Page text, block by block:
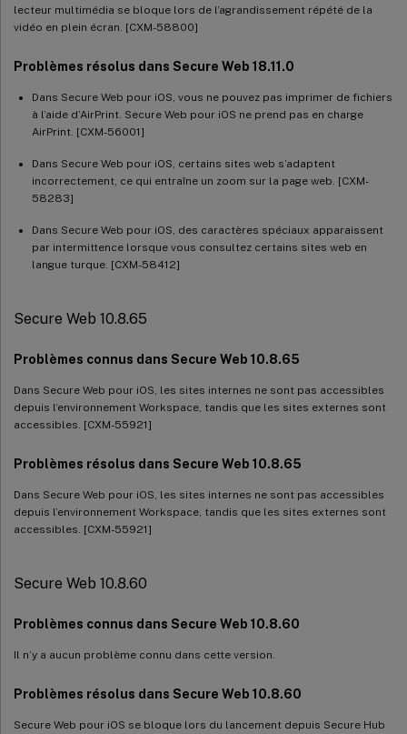
lecteur multimédia se bloque lors de l’agrandissement répété de la
vidéo en plein écran. [CXM-58800]
Problèmes résolus dans Secure Web 18.11.0
Dans Secure Web pour iOS, vous ne pouvez pas imprimer de fichiers
à l’aide d’AirPrint. Secure Web pour iOS ne prend pas en charge
AirPrint. [CXM-56001]
Dans Secure Web pour iOS, certains sites web s’adaptent
incorrectement, ce qui entraîne un zoom sur la page web. [CXM-
58283]
Dans Secure Web pour iOS, des caractères spéciaux apparaissent
par intermittence lorsque vous consultez certains sites web en
langue turque. [CXM-58412]
Secure Web 10.8.65
Problèmes connus dans Secure Web 10.8.65
Dans Secure Web pour iOS, les sites internes ne sont pas accessibles
depuis l’environnement Workspace, tandis que les sites externes sont
accessibles. [CXM-55921]
Problèmes résolus dans Secure Web 10.8.65
Dans Secure Web pour iOS, les sites internes ne sont pas accessibles
depuis l’environnement Workspace, tandis que les sites externes sont
accessibles. [CXM-55921]
Secure Web 10.8.60
Problèmes connus dans Secure Web 10.8.60
Il n’y a aucun problème connu dans cette version.
Problèmes résolus dans Secure Web 10.8.60
Secure Web pour iOS se bloque lors du lancement depuis Secure Hub